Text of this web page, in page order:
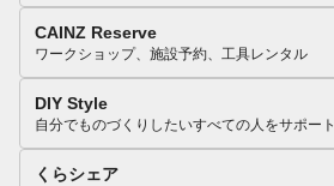
CAINZ Reserve
ワークショップ、施設予約、工具レンタル
DIY Style
自分でものづくりしたいすべての人をサポート
くらシェア